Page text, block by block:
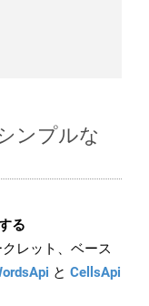
ンプルな
る
レット、ベース
と CellsApi